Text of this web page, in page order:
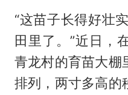
“这苗子长得好壮
田里了。”近日，
青龙村的育苗大棚
排列，两寸多高的